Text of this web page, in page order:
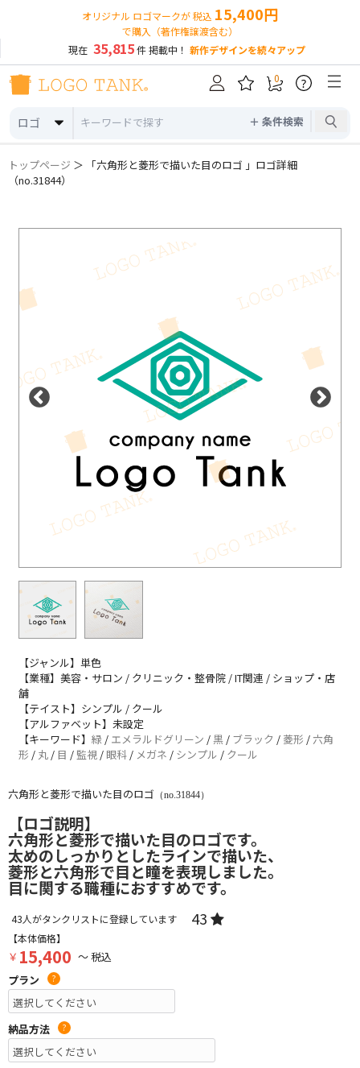
オリジナル ロゴマークが 税込 15,400円
で購入（著作権譲渡含む）
現在 35,815件 掲載中！ 新作デザインを続々アップ
ロゴ ＋ 条件検索
0 ?
トップページ ＞ 「六角形と菱形で描いた目のロゴ 」ロゴ詳細
（no.31844）
【ジャンル】単色
【業種】美容・サロン / クリニック・整骨院 / IT関連 / ショップ・店
舗
【テイスト】シンプル / クール
【アルファベット】未設定
【キーワード】 緑 / エメラルドグリーン /黒 / ブラック / 菱形 / 六角
形 / 丸 / 目 / 監視 / 眼科 / メガネ / シンプル / クール
六角形と菱形で描いた目のロゴ （no.31844）
【ロゴ説明】
六角形と菱形で描いた目のロゴです。
太めのしっかりとしたラインで描いた、
菱形と六角形で目と瞳を表現しました。
目に関する職種におすすめです。
43人がタンクリストに登録しています 43
【本体価格】
￥ 15,400 ～ 税込
プラン
?
納品方法 ?